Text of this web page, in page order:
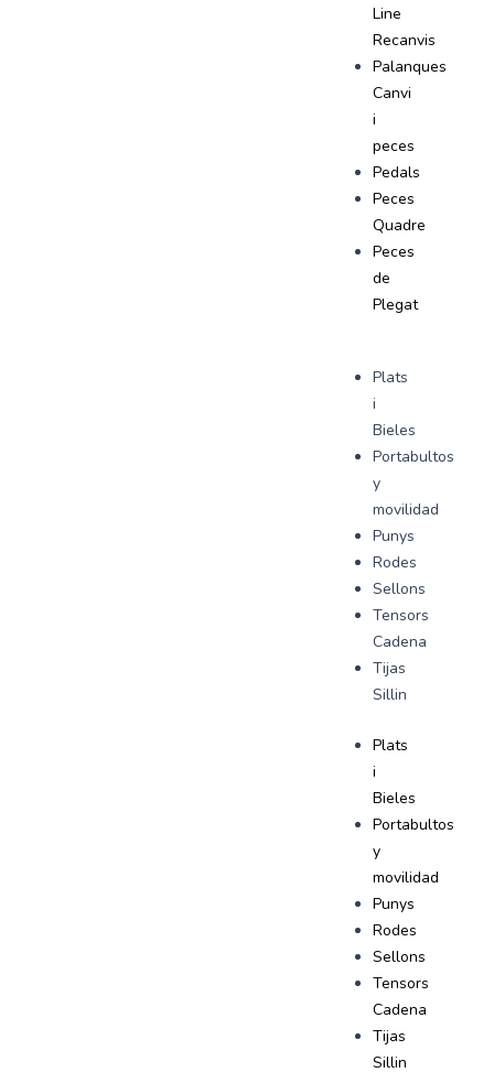
Line
Recanvis
Palanques
Canvi
i
peces
Pedals
Peces
Quadre
Peces
de
Plegat
Plats
i
Bieles
Portabultos
y
movilidad
Punys
Rodes
Sellons
Tensors
Cadena
Tijas
Sillin
Plats
i
Bieles
Portabultos
y
movilidad
Punys
Rodes
Sellons
Tensors
Cadena
Tijas
Sillin